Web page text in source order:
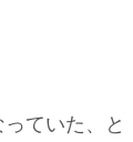
ていた、と